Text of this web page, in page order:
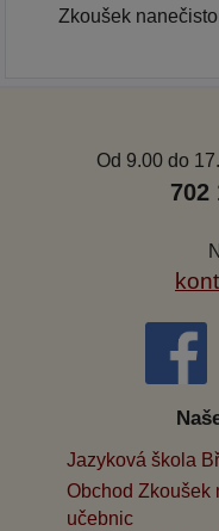
Zkoušek
Od 9.00 do
702
Jazyková škola
Obchod Zkoušek
učebnic